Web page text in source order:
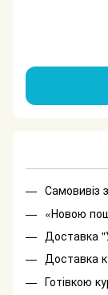
Самовивіз
«Новою
Доставка
Доставка
Готівкою